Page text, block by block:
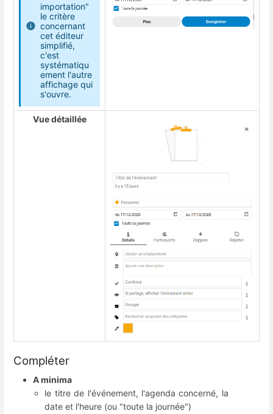
importation"
le critère
concernant
cet éditeur
simplifié,
c'est
systématiqu
ement l'autre
affichage qui
s'ouvre.
Vue détaillée
Compléter
A minima
le titre de l'événement, l'agenda concerné, la
date et l'heure (ou "toute la journée")